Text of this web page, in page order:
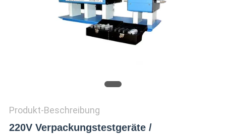
POLICY
Produkt-Beschreibung
220V Verpackungstestgeräte /